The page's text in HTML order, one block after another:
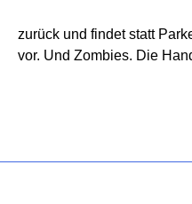
zurück und findet statt
vor. Und Zombies. Die